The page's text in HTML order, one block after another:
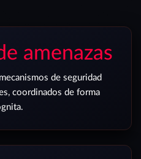
amenazas
de seguridad
coordinados de forma